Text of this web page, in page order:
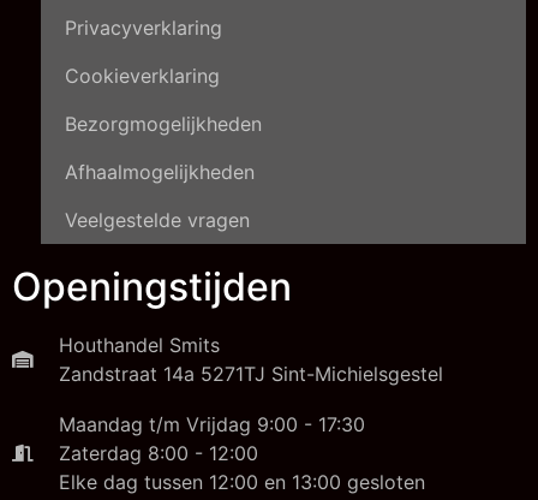
Privacyverklaring
Cookieverklaring
Bezorgmogelijkheden
Afhaalmogelijkheden
Veelgestelde vragen
Openingstijden
Houthandel Smits
Zandstraat 14a 5271TJ Sint-Michielsgestel
Maandag t/m Vrijdag 9:00 - 17:30
Zaterdag 8:00 - 12:00
Elke dag tussen 12:00 en 13:00 gesloten